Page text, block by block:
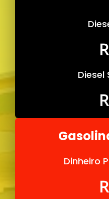
Diesel
Dinheiro